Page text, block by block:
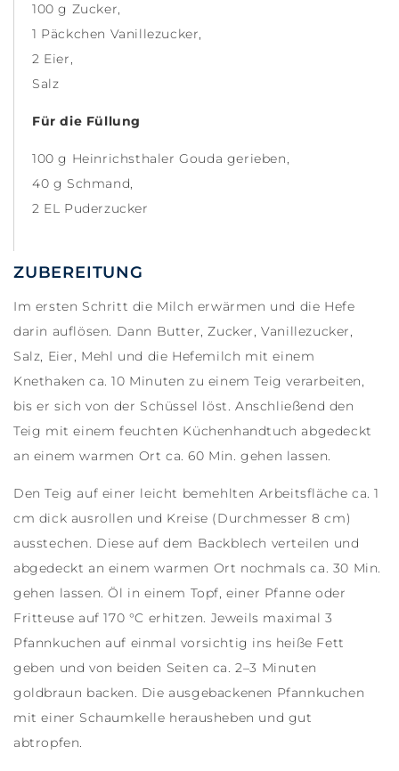
ZUBEREITUNG
Im ersten Schritt die Milch erwärmen und die Hefe
darin auflösen. Dann Butter, Zucker, Vanillezucker,
Salz, Eier, Mehl und die Hefemilch mit einem
Knethaken ca. 10 Minuten zu einem Teig verarbeiten,
bis er sich von der Schüssel löst. Anschließend den
Teig mit einem feuchten Küchenhandtuch abgedeckt
an einem warmen Ort ca. 60 Min. gehen lassen.
Den Teig auf einer leicht bemehlten Arbeitsfläche ca. 1
cm dick ausrollen und Kreise (Durchmesser 8 cm)
ausstechen. Diese auf dem Backblech verteilen und
abgedeckt an einem warmen Ort nochmals ca. 30 Min.
gehen lassen. Öl in einem Topf, einer Pfanne oder
Fritteuse auf 170 °C erhitzen. Jeweils maximal 3
Pfannkuchen auf einmal vorsichtig ins heiße Fett
geben und von beiden Seiten ca. 2–3 Minuten
goldbraun backen. Die ausgebackenen Pfannkuchen
mit einer Schaumkelle herausheben und gut
abtropfen.
100 g Zucker,
1 Päckchen Vanillezucker,
2 Eier,
Salz
Für die Füllung
100 g Heinrichsthaler Gouda gerieben,
40 g Schmand,
2 EL Puderzucker